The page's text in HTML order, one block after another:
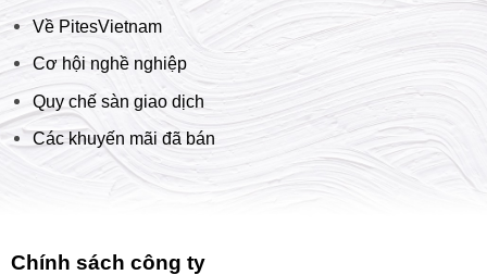
Về PitesVietnam
Cơ hội nghề nghiệp
Quy chế sàn giao dịch
Các khuyến mãi đã bán
Chính sách công ty